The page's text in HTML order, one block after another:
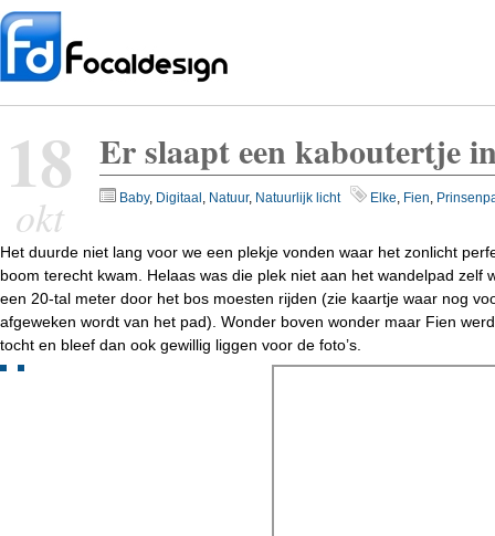
Er slaapt een kaboutertje
Baby, Digitaal , Natuur, Natuurlijk licht Elke, Fien,
18
okt
Het duurde niet lang voor we een plekje vonden waar het zonlicht
boom terecht kwam. Helaas was die plek niet aan het wandelpad zelf
een 20-tal meter door het bos moesten rijden (zie kaartje waar nog
afgeweken wordt van het pad). Wonder boven wonder maar Fien
tocht en bleef dan ook gewillig liggen voor de foto’s.